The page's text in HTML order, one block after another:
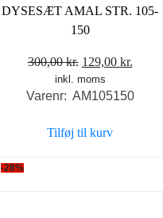
DYSESÆT AMAL STR. 105-
150
300,00kr. Den
oprindelige
pris
300,00 kr..
129,00 kr.
pris
inkl. moms
Varenr: AM105150
Tilføj til kurv
-28%